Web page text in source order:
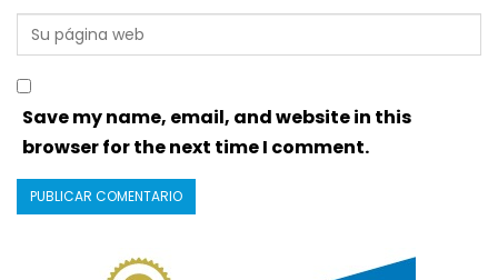
Save my name, email, and website in this
browser for the next time I comment.